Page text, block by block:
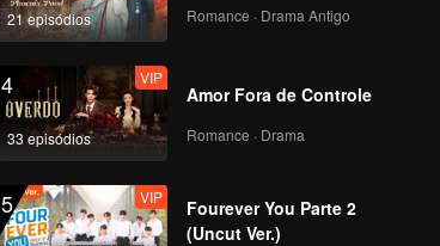
_09
10.江苏南京皮肚面_10
21 episódios Romance · Drama Antigo
4
33 episódios
VIP
Amor Fora de Controle
Romance · Drama
5 VIP
Fourever You Parte 2
(Uncut Ver.)